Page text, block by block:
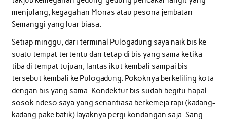
menjulang, kegagahan Monas atau pesona jembatan
Semanggi yang luar biasa.
Setiap minggu, dari terminal Pulogadung saya naik bis ke
suatu tempat tertentu dan tetap di bis yang sama ketika
tiba di tempat tujuan, lantas ikut kembali sampai bis
tersebut kembali ke Pulogadung. Pokoknya berkeliling kota
dengan bis yang sama. Kondektur bis sudah begitu hapal
sosok ndeso saya yang senantiasa berkemeja rapi (kadang-
kadang pake batik) layaknya pergi kondangan saja. Sang